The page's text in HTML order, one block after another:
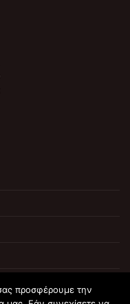
προσφέρουμε την